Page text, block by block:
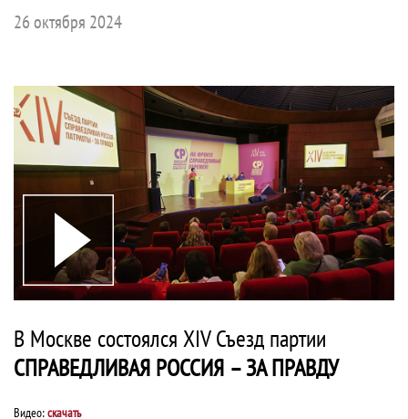
26 октября 2024
В Москве состоялся XIV Съезд партии
СПРАВЕДЛИВАЯ РОССИЯ – ЗА ПРАВДУ
Видео:скачать